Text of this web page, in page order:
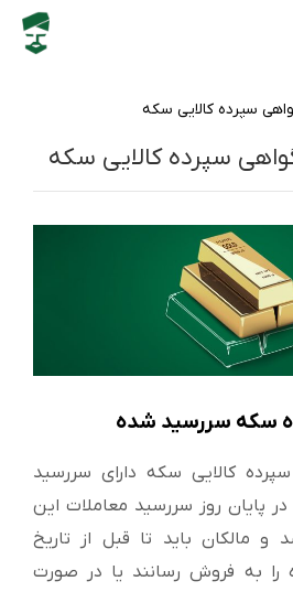
سپرده کالایی سکه
سپرده کالایی سکه
سکه سررسید شده
کالایی سکه دارای سررسید
پایان روز سررسید معاملات این
و مالکان باید تا قبل از تاریخ
را به فروش رسانند یا در صورت